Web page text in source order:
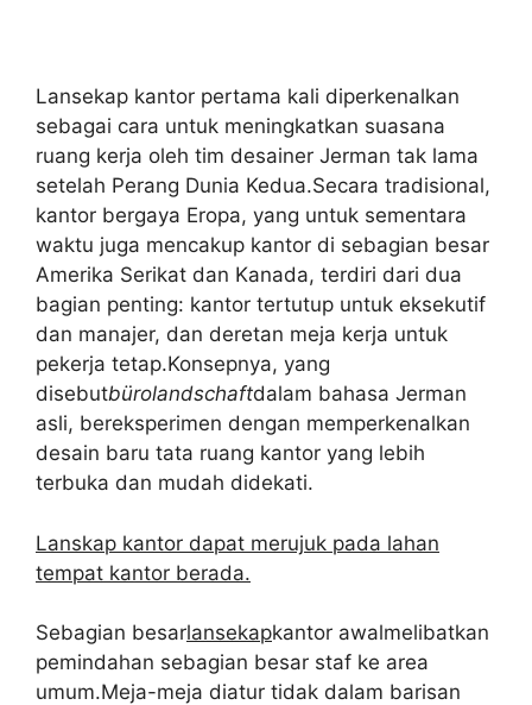
Lansekap kantor pertama kali diperkenalkan
sebagai cara untuk meningkatkan suasana
ruang kerja oleh tim desainer Jerman tak lama
setelah Perang Dunia Kedua.Secara tradisional,
kantor bergaya Eropa, yang untuk sementara
waktu juga mencakup kantor di sebagian besar
Amerika Serikat dan Kanada, terdiri dari dua
bagian penting: kantor tertutup untuk eksekutif
dan manajer, dan deretan meja kerja untuk
pekerja tetap.Konsepnya, yang
disebutbürolandschaftdalam bahasa Jerman
asli, bereksperimen dengan memperkenalkan
desain baru tata ruang kantor yang lebih
terbuka dan mudah didekati.
Lanskap kantor dapat merujuk pada lahan
tempat kantor berada.
Sebagian besarlansekapkantor awalmelibatkan
pemindahan sebagian besar staf ke area
umum.Meja-meja diatur tidak dalam barisan